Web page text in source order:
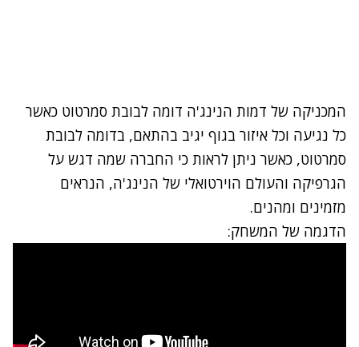
המכניקה של דמות הנינג'ה דומה לבובת סמרטוט כאשר
כל נגיעה וכל איזור בגוף יגיב בהתאם, בדומה לבובת
סמרטוט, כאשר ניתן לראות כי החברה שמה דגש על
הגרפיקה והעולם הוירטואלי של הנינג'ה, הנראים
מזמינים ומהנים.
הדגמה של המשחק: